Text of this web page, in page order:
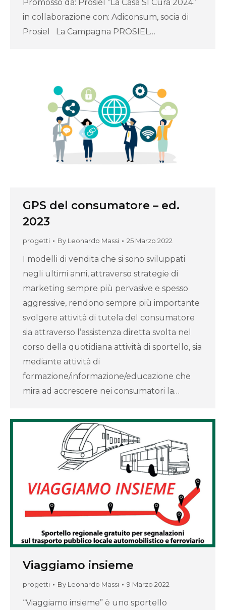
Promosso da: Prosiel “La Casa SI Cura 2024”
in collaborazione con: Adiconsum, socia di
Prosiel La Campagna PROSIEL…
GPS del consumatore – ed.
2023
progetti By Leonardo Massi 25 Marzo 2022
I modelli di vendita che si sono sviluppati
negli ultimi anni, attraverso strategie di
marketing sempre più pervasive e spesso
aggressive, rendono sempre più importante
svolgere attività di tutela del consumatore
sia attraverso l’assistenza diretta svolta nel
corso della quotidiana attività di sportello, sia
mediante attività di
formazione/informazione/educazione che
mira ad accrescere nei consumatori la…
Viaggiamo insieme
progetti By Leonardo Massi 9 Marzo 2022
“Viaggiamo insieme” è uno sportello